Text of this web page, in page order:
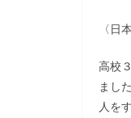
〈日
高校
まし
人を